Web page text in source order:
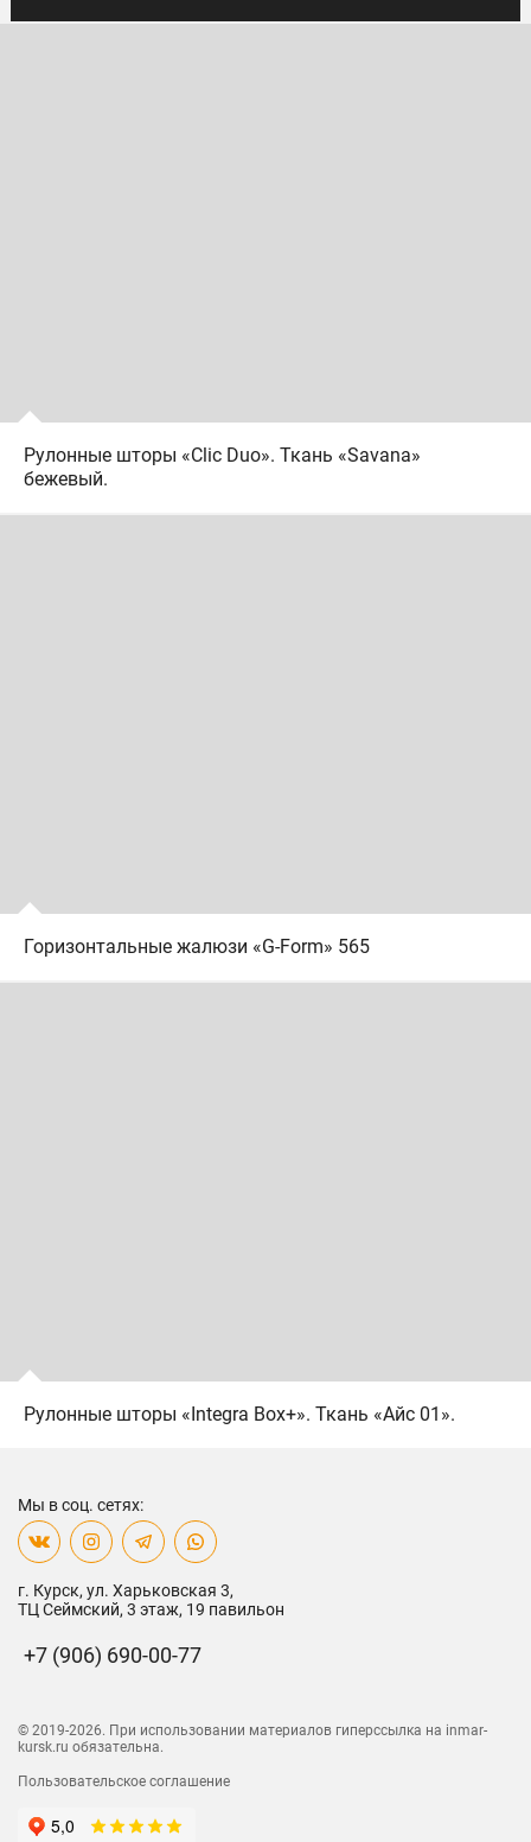
Рулонные шторы «Clic Duo». Ткань «Savana»
бежевый.
Горизонтальные жалюзи «G-Form» 565
Рулонные шторы «Integra Box+». Ткань «Айс 01».
© 2019-2026. При использовании материалов гиперссылка на inmar-
kursk.ru обязательна.
Пользовательское соглашение
Мы в соц. сетях:
г. Курск, ул. Харьковская 3,
ТЦ Сеймский, 3 этаж, 19 павильон
+7 (906) 690-00-77